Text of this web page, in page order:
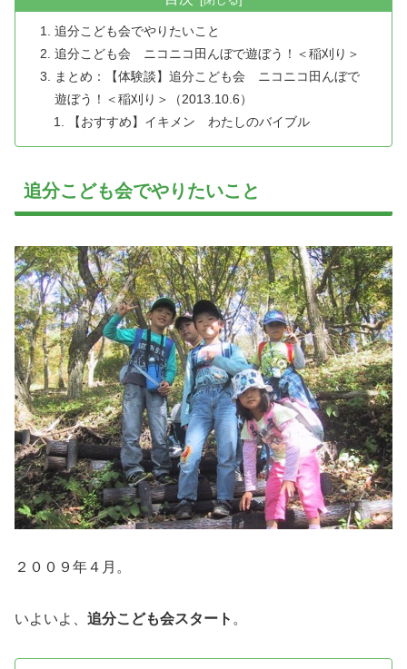
追分こども会でやりたいこと
追分こども会 ニコニコ田んぼで遊ぼう！＜稲刈り＞
まとめ：【体験談】追分こども会 ニコニコ田んぼで
遊ぼう！＜稲刈り＞（2013.10.6）
【おすすめ】イキメン わたしのバイブル
追分こども会でやりたいこと
２００９年４月。
いよいよ、 追分こども会スタート 。